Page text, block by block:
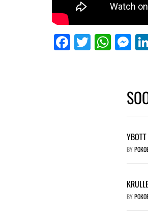
Facebook
Twitter
BY
BY